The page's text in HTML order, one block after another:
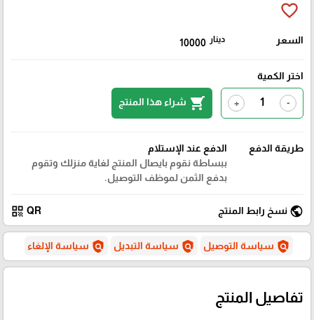
favorite_border
السعر 10000 دينار
اختر الكمية
-
+
shopping_cart شراء هذا المنتج
طريقة الدفع
الدفع عند الإستلام
ببساطة نقوم بايصال المنتج لغاية منزلك وتقوم
بدفع الثمن لموظف التوصيل.
public نسخ رابط المنتج QR
qr_code
policy سياسة التوصيل policy سياسة التبديل policy سياسة الإلغاء
تفاصيل المنتج